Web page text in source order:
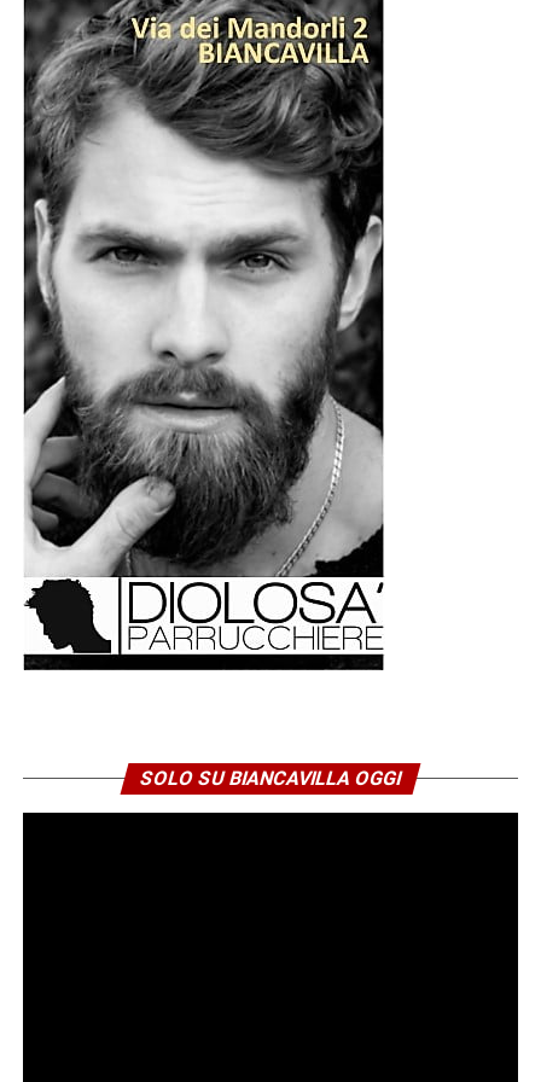
tributo altissimo di vite umane. La brigata è ricordata
anche per il drammatico ammutinamento di Santa Maria
la Longa, nel luglio 1917, quando uomini ormai stremati
da mesi di combattimenti si ribellarono all’ordine di
tornare immediatamente in linea. La repressione fu
durissima: ventotto militari vennero fucilati. Nonostante
quella tragica pagina, la Brigata Catanzaro continuò a
distinguersi per il valore dimostrato in battaglia, ricevendo
importanti decorazioni al valor militare.
Essere cappellano di una brigata simile significava molto
più che celebrare la Messa. Voleva dire condividere la
vita dei soldati. Dormire negli stessi ricoveri. Attraversare
le stesse trincee. Esporsi allo stesso fuoco. Visitare gli
ospedaletti da campo, assistere i feriti, confortare i
morenti, raccoglierne le ultime parole e trasformarle in
lettere destinate alle famiglie.
Di don Vincenzo ci è giunta proprio una di queste lettere.
È indirizzata ai familiari di un sottotenente morto sotto una
“scheggia nemica”. Più che una comunicazione ufficiale,
sembra una mano tesa verso chi è rimasto a casa. Don
Vincenzo racconta gli ultimi istanti dell’ufficiale,
rassicurando i suoi cari che quel giovane rimase
restituisce il volto umano del suo ministero al fronte.
SOLO SU BIANCAVILLA OGGI